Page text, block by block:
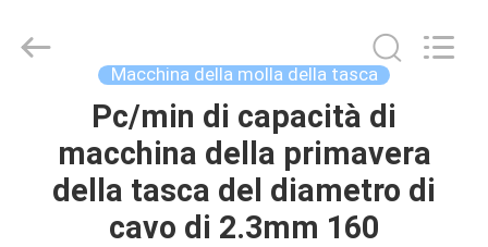
PRODOTTI
Machinery
Macchina della molla della tasca
Pc/min di capacità di
macchina della primavera
della tasca del diametro di
cavo di 2.3mm 160